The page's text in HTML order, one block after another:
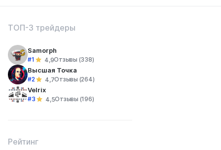
ТОП-3 трейдеры
Samorph
#1 4,9Отзывы (338)
Высшая Точка
#2 4,7Отзывы (264)
Velrix
#3 4,5Отзывы (196)
Рейтинг